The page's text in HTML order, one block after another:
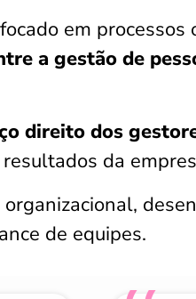
em processos
a gestão de
direito dos
da
de equipes.